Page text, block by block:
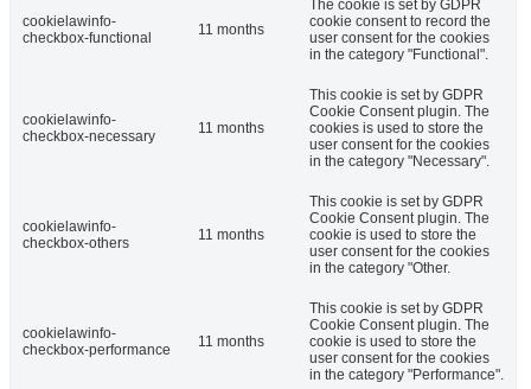
cookielawinfo-
checkbox-functional
11 months
The cookie is set by GDPR
cookie consent to record the
user consent for the cookies
in the category "Functional".
cookielawinfo-
checkbox-necessary
11 months
This cookie is set by GDPR
Cookie Consent plugin. The
cookies is used to store the
user consent for the cookies
in the category "Necessary".
cookielawinfo-
checkbox-others
11 months
This cookie is set by GDPR
Cookie Consent plugin. The
cookie is used to store the
user consent for the cookies
in the category "Other.
cookielawinfo-
checkbox-performance
11 months
This cookie is set by GDPR
Cookie Consent plugin. The
cookie is used to store the
user consent for the cookies
in the category "Performance".